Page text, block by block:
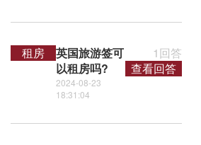
租房
英国旅游签可
以租房吗?
2024-08-23
18:31:04
1回答
查看回答